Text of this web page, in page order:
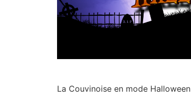
La Couvinoise en mode Halloween